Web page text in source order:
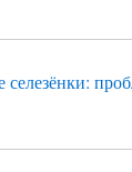
селезёнки: